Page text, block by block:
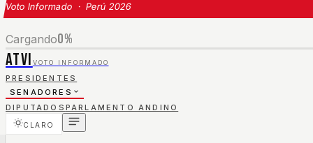
Voto Informado · Perú 2026
Cargando0%
ATVI VOTO INFORMADO
PRESIDENTES
SENADORES
DIPUTADOS PARLAMENTO ANDINO
CLARO